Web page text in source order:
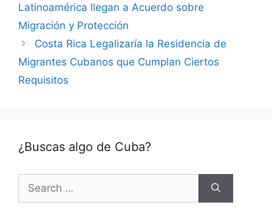
Latinoamérica llegan a Acuerdo sobre
Migración y Protección
Costa Rica Legalizaría la Residencia de
Migrantes Cubanos que Cumplan Ciertos
Requisitos
¿Buscas algo de Cuba?
for: